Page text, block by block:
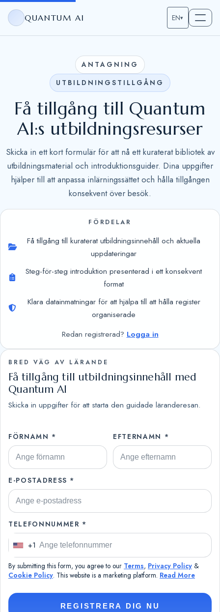
QUANTUM AI EN▾
ANTAGNING
UTBILDNINGSTILLGÅNG
Få tillgång till Quantum
AI:s utbildningsresurser
Skicka in ett kort formulär för att nå ett kuraterat bibliotek av
utbildningsmaterial och introduktionsguider. Dina uppgifter
hjälper till att anpassa inlärningssättet och hålla tillgången
konsekvent över besök.
FÖRDELAR
Få tillgång till kuraterat utbildningsinnehåll och aktuella
uppdateringar
Steg-för-steg introduktion presenterad i ett konsekvent
format
Klara datainmatningar för att hjälpa till att hålla register
organiserade
Redan registrerad? Logga in
BRED VÄG AV LÄRANDE
Få tillgång till utbildningsinnehåll med
Quantum AI
Skicka in uppgifter för att starta den guidade läranderesan.
FÖRNAMN * EFTERNAMN *
E-POSTADRESS *
TELEFONNUMMER *
U
n
i
+1
By submitting this form, you agree to our Terms, Privacy Policy &
Cookie Policy. This website is a marketing platform. Read More
REGISTRERA DIG NU